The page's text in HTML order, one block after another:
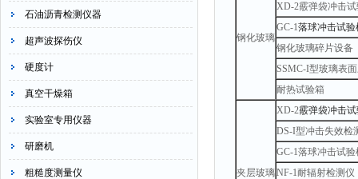
石油沥青检测仪器
超声波探伤仪
硬度计
真空干燥箱
实验室专用仪器
研磨机
粗糙度测量仪
钢化玻璃
XD-2霰弹袋冲击
GC-1落球冲击试验
钢化玻璃碎片设备
SSMC-I型玻璃表
耐热试验箱
夹层玻璃
XD-2霰弹袋冲击
DS-I型冲击失效检
GC-1落球冲击试验
NF-1耐辐射检测仪